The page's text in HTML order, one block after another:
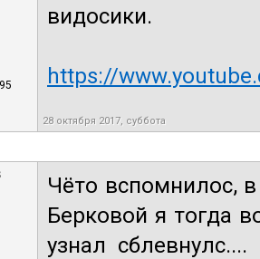
видосики.
https://
28 октября 2017, суббота
Чёто вспомнилос,
Берковой я тогда
узнал